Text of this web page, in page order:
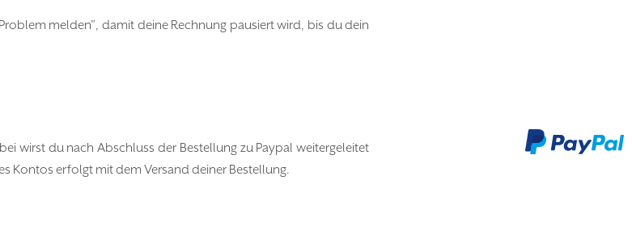
melden”, damit deine Rechnung pausiert wird, bis du dein
wirst du nach Abschluss der Bestellung zu Paypal weitergeleitet
Kontos erfolgt mit dem Versand deiner Bestellung.